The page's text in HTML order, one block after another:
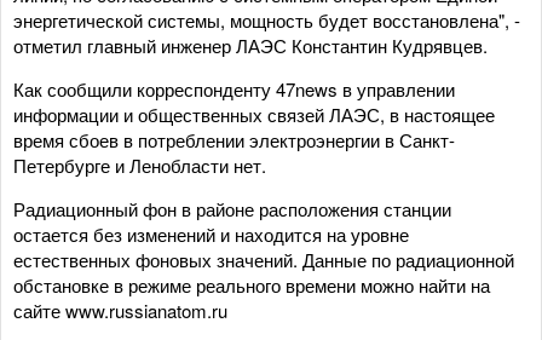
энергетической системы, мощность будет восстановлена", -
отметил главный инженер ЛАЭС Константин Кудрявцев.
Как сообщили корреспонденту 47news в управлении
информации и общественных связей ЛАЭС, в настоящее
время сбоев в потреблении электроэнергии в Санкт-
Петербурге и Ленобласти нет.
Радиационный фон в районе расположения станции
остается без изменений и находится на уровне
естественных фоновых значений. Данные по радиационной
обстановке в режиме реального времени можно найти на
сайте www.russianatom.ru